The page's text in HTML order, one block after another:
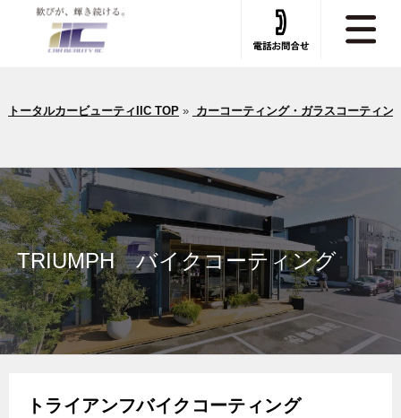
トータルカービューティIIC TOP» カーコーティング・ガラスコーティン
TRIUMPH バイクコーティング
トライアンフバイクコーティング